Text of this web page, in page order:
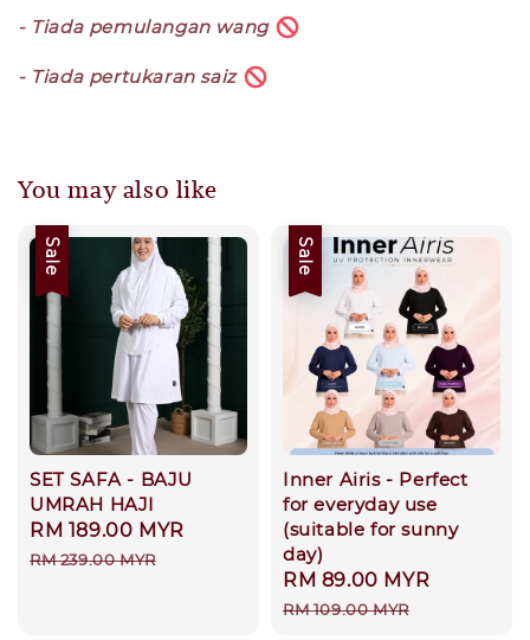
- Tiada pemulangan wang
- Tiada pertukaran saiz
You may also like
Sale
SET SAFA - BAJU
UMRAH HAJI
Sale
price
RM 189.00 MYR
RM 239.00 MYR
Sale
Inner Airis - Perfect
for everyday use
(suitable for sunny
day)
Sale
price
RM 89.00 MYR
RM 109.00 MYR